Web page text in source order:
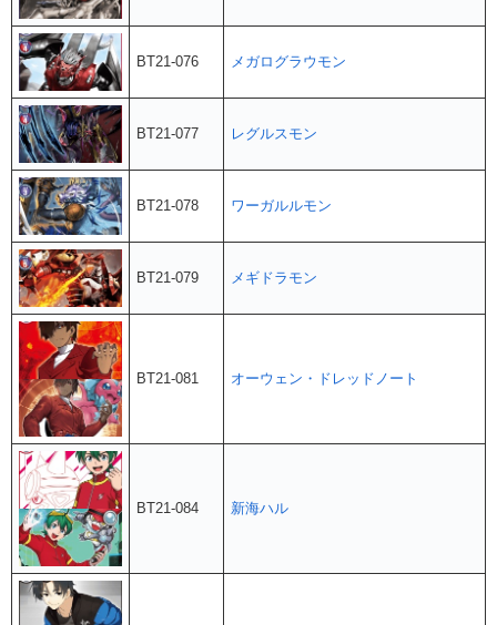
BT21-076 メガログラウモン
BT21-077 レグルスモン
BT21-078 ワーガルルモン
BT21-079 メギドラモン
BT21-081 オーウェン・ドレッドノート
BT21-084 新海ハル